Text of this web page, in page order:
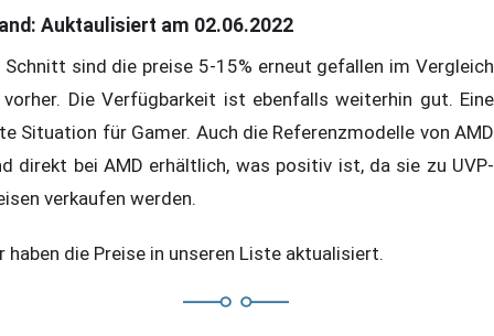
Auktaulisiert am 02.06.2022
Schnitt sind die preise 5-15% erneut gefallen im Vergleich
Die Verfügbarkeit ist ebenfalls weiterhin gut. Eine
Situation für Gamer. Auch die Referenzmodelle von AMD
direkt bei AMD erhältlich, was positiv ist, da sie zu UVP-
verkaufen werden.
haben die Preise in unseren Liste aktualisiert.